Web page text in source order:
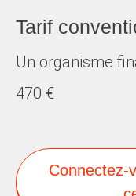
Tarif
Un organisme
470 €
Connectez-